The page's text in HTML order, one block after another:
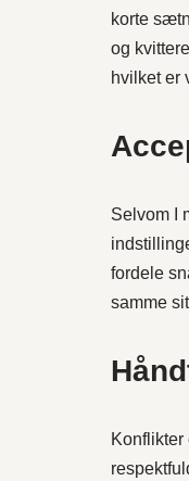
korte
og
hvilket er
Selvom I
fordele
samme